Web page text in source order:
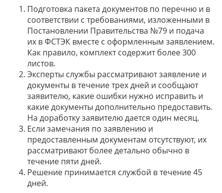
Подготовка пакета документов по перечню и в
соответствии с требованиями, изложенными в
Постановлении Правительства №79 и подача
их в ФСТЭК вместе с оформленным заявлением.
Как правило, комплект содержит более 300
листов.
Эксперты службы рассматривают заявление и
документы в течение трех дней и сообщают
заявителю, какие ошибки нужно исправить и
какие документы дополнительно предоставить.
На доработку заявителю дается один месяц.
Если замечания по заявлению и
предоставленным документам отсутствуют, их
рассматривают более детально обычно в
течение пяти дней.
Решение принимается службой в течение 45
дней.